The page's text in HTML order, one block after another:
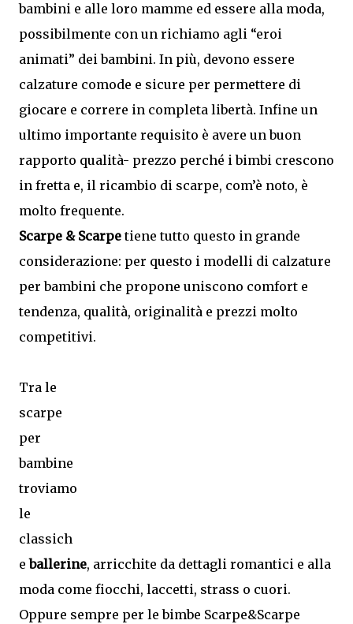
bambini e alle loro mamme ed essere alla moda,
possibilmente con un richiamo agli “eroi
animati” dei bambini. In più, devono essere
calzature comode e sicure per permettere di
giocare e correre in completa libertà. Infine un
ultimo importante requisito è avere un buon
rapporto qualità- prezzo perché i bimbi crescono
in fretta e, il ricambio di scarpe, com’è noto, è
molto frequente.
Scarpe & Scarpetiene tutto questo in grande
considerazione: per questo i modelli di calzature
per bambini che propone uniscono comfort e
tendenza, qualità, originalità e prezzi molto
competitivi.
Tra le
scarpe
per
bambine
troviamo
le
classich
eballerine, arricchite da dettagli romantici e alla
moda come fiocchi, laccetti, strass o cuori.
Oppure sempre per le bimbe Scarpe&Scarpe